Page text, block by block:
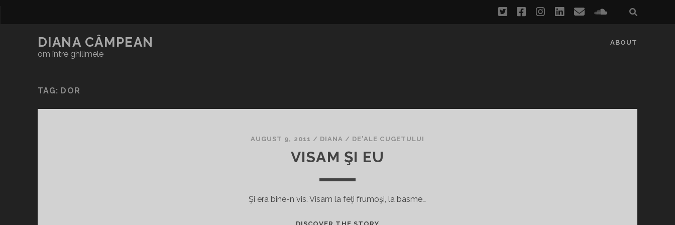
twitterfacebookinstagram
linkedin
emailsoundcloud
DIANA CÂMPEAN
om între ghilimele
ABOUT
TAG: DOR
AUGUST 9, 2011 / DIANA / DE'ALE CUGETULUI
VISAM ŞI EU
Şi era bine-n vis. Visam la feţi frumoşi, la basme…
VISAM